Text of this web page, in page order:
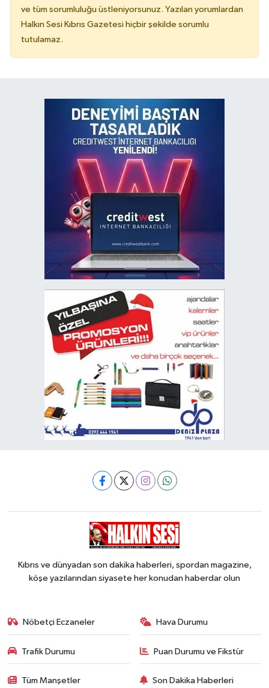
ve tüm sorumluluğu üstleniyorsunuz. Yazılan yorumlardan
Halkın Sesi Kıbrıs Gazetesi hiçbir şekilde sorumlu
tutulamaz.
Kıbrıs ve dünyadan son dakika haberleri, spordan magazine,
köşe yazılarından siyasete her konudan haberdar olun
Nöbetçi Eczaneler Hava Durumu
Trafik Durumu Puan Durumu ve Fikstür
Tüm Manşetler Son Dakika Haberleri